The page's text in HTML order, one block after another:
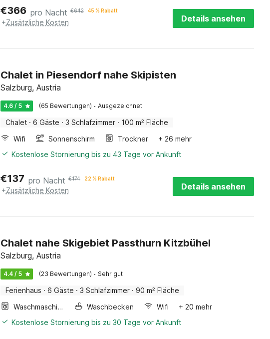
€366 pro Nacht €642 45 % Rabatt
+Zusätzliche Kosten Details ansehen
Chalet in Piesendorf nahe Skipisten
Salzburg, Austria
4.6 / 5 (65 Bewertungen) · Ausgezeichnet
Chalet · 6 Gäste · 3 Schlafzimmer · 100 m² Fläche
Wifi
Sonnenschirm Trockner
+ 26 mehr
Kostenlose Stornierung bis zu 43 Tage vor Ankunft
€137 pro Nacht €174 22 % Rabatt
+Zusätzliche Kosten Details ansehen
Chalet nahe Skigebiet Passthurn Kitzbühel
Salzburg, Austria
4.4 / 5 (23 Bewertungen) · Sehr gut
Ferienhaus · 6 Gäste · 3 Schlafzimmer · 90 m² Fläche
Waschmaschine
Waschbecken Wifi
+ 20 mehr
Kostenlose Stornierung bis zu 30 Tage vor Ankunft